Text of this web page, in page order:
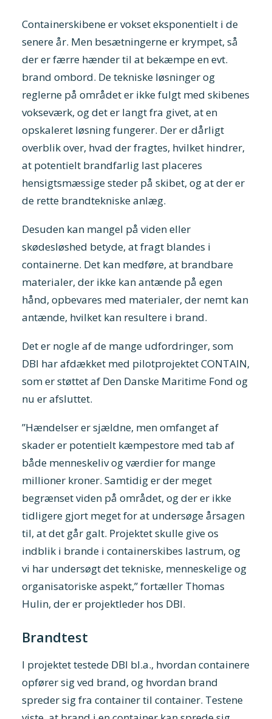
Containerskibene er vokset eksponentielt i de
senere år. Men besætningerne er krympet, så
der er færre hænder til at bekæmpe en evt.
brand ombord. De tekniske løsninger og
reglerne på området er ikke fulgt med skibenes
vokseværk, og det er langt fra givet, at en
opskaleret løsning fungerer. Der er dårligt
overblik over, hvad der fragtes, hvilket hindrer,
at potentielt brandfarlig last placeres
hensigtsmæssige steder på skibet, og at der er
de rette brandtekniske anlæg.
Desuden kan mangel på viden eller
skødesløshed betyde, at fragt blandes i
containerne. Det kan medføre, at brandbare
materialer, der ikke kan antænde på egen
hånd, opbevares med materialer, der nemt kan
antænde, hvilket kan resultere i brand.
Det er nogle af de mange udfordringer, som
DBI har afdækket med pilotprojektet CONTAIN,
som er støttet af Den Danske Maritime Fond og
nu er afsluttet.
”Hændelser er sjældne, men omfanget af
skader er potentielt kæmpestore med tab af
både menneskeliv og værdier for mange
millioner kroner. Samtidig er der meget
begrænset viden på området, og der er ikke
tidligere gjort meget for at undersøge årsagen
til, at det går galt. Projektet skulle give os
indblik i brande i containerskibes lastrum, og
vi har undersøgt det tekniske, menneskelige og
organisatoriske aspekt,” fortæller Thomas
Hulin, der er projektleder hos DBI.
Brandtest
I projektet testede DBI bl.a., hvordan containere
opfører sig ved brand, og hvordan brand
spreder sig fra container til container. Testene